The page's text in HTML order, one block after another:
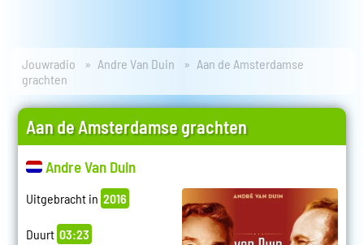
Jouwradio Andre Van Duin
Aan de Amsterdamse
grachten
Aan de Amsterdamse grachten
Andre Van Duin
Uitgebracht in 2016
Duurt 03:23